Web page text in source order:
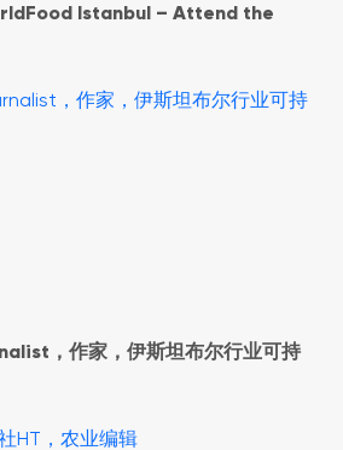
Istanbul – Attend the
，作家，伊斯坦布尔行业可持